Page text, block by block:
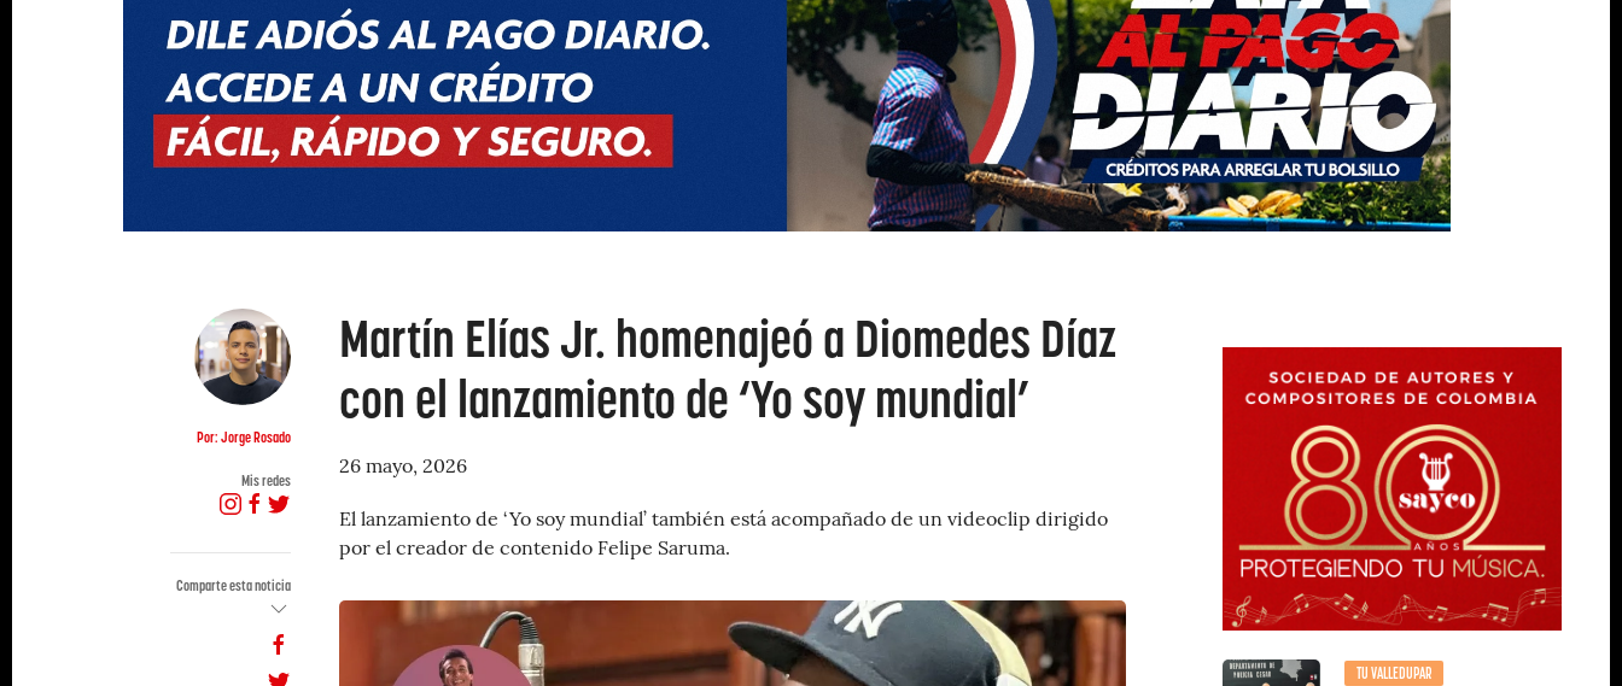
Por: Jorge Rosado
Mis redes
Comparte esta noticia
Martín Elías Jr. homenajeó a Diomedes Díaz
con el lanzamiento de ‘Yo soy mundial’
26 mayo, 2026
El lanzamiento de ‘Yo soy mundial’ también está acompañado de un videoclip dirigido
por el creador de contenido Felipe Saruma.
TU VALLEDUPAR